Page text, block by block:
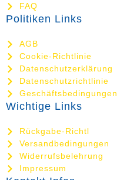
FAQ
Politiken Links
AGB
Cookie-Richtlinie
Datenschutzerklärung
Datenschutzrichtlinie
Geschäftsbedingungen
Wichtige Links
Rückgabe-Richtl
Versandbedingungen
Widerrufsbelehrung
Impressum